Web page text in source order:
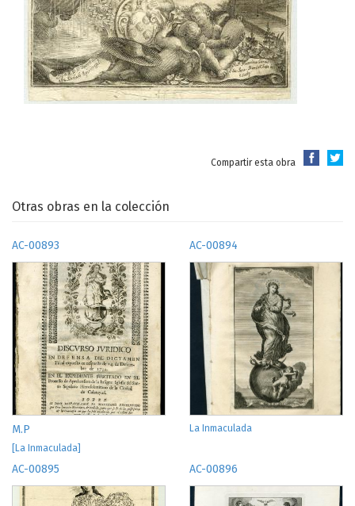
Compartir esta obra
Otras obras en la colección
AC-00893
M.P
[La Inmaculada]
AC-00894
La Inmaculada
AC-00895 AC-00896